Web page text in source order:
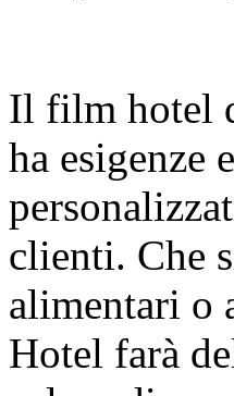
Il film hotel
ha esigenze
clienti. Che
alimentari o
Hotel farà